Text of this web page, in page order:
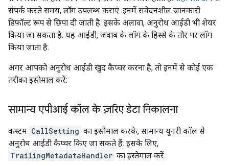
संपर्क करते समय, लॉग उपलब्ध कराएं. इनमें संवेदनशील जानकारी
डिफ़ॉल्ट रूप से छिपा दी जाती है. इसके अलावा, अनुरोध आईडी भी शेयर
किया जा सकता है. यह आईडी, जवाब के लॉग के हिस्से के तौर पर लॉग
किया जाता है.
अगर आपको अनुरोध आईडी खुद कैप्चर करना है, तो इनमें से कोई एक
तरीका इस्तेमाल करें:
सामान्य एपीआई कॉल के ज़रिए डेटा निकालना
कस्टम CallSetting का इस्तेमाल करके, सामान्य यूनरी कॉल से
अनुरोध आईडी कैप्चर किए जा सकते हैं. इसके लिए,
TrailingMetadataHandler का इस्तेमाल करें.